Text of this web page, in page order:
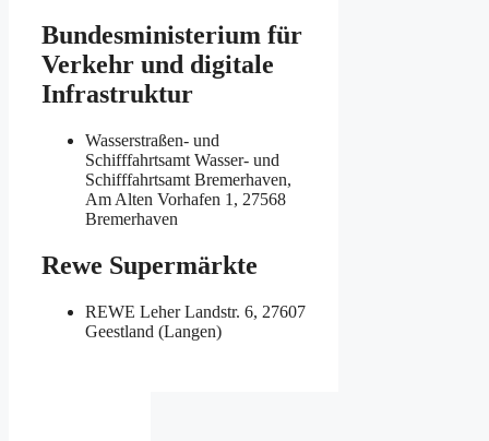
Bundesministerium für
Verkehr und digitale
Infrastruktur
Wasserstraßen- und
Schifffahrtsamt Wasser- und
Schifffahrtsamt Bremerhaven,
Am Alten Vorhafen 1, 27568
Bremerhaven
Rewe Supermärkte
REWE Leher Landstr. 6, 27607
Geestland (Langen)